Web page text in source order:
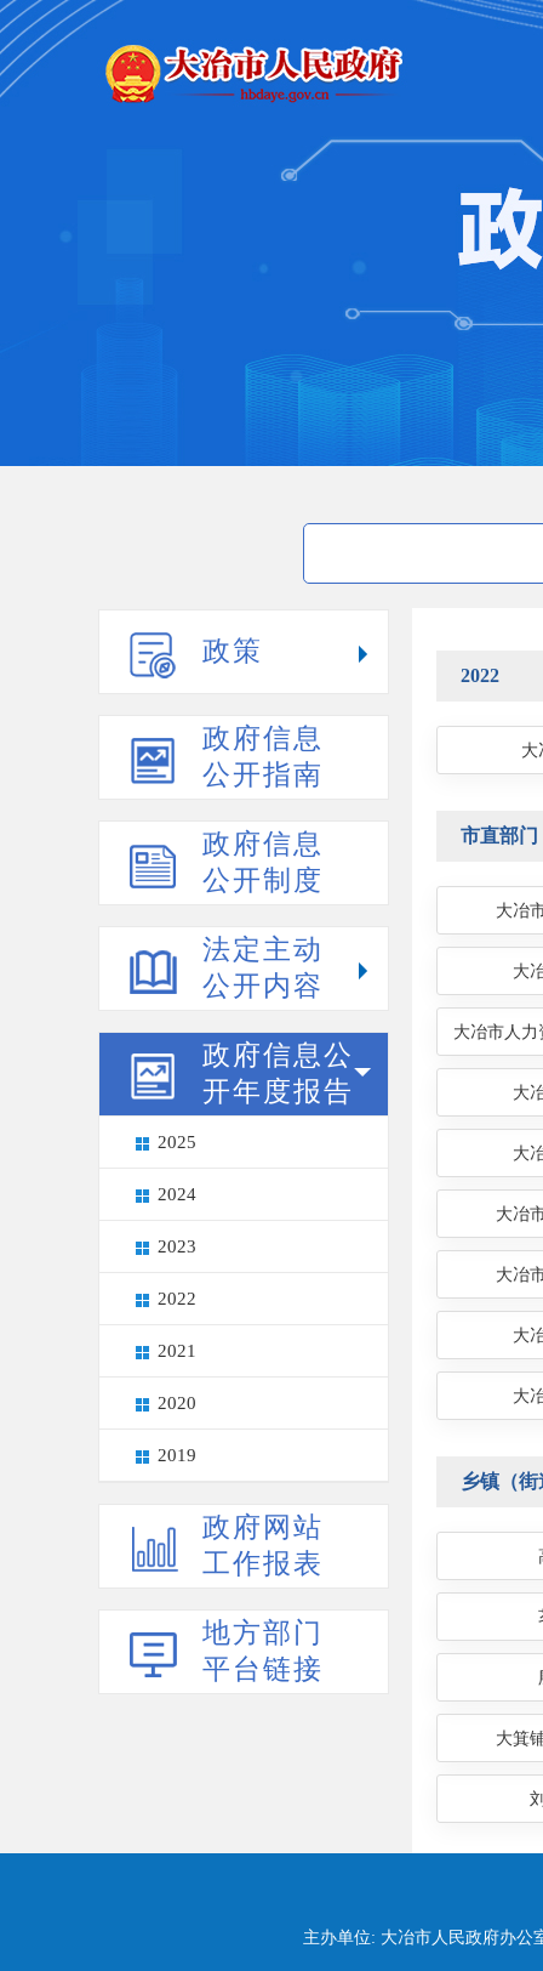
政策
政府信息
公开指南
政府信息
公开制度
法定主动
公开内容
政府信息公
开年度报告
2025
2024
2023
2022
2021
2020
2019
政府网站
工作报表
地方部门
平台链接
2022
大
市直部门
大冶
大
大冶市人
大
大
大冶
大冶
大
大
乡镇（
大箕
主办单位: 大冶市人民政府办公